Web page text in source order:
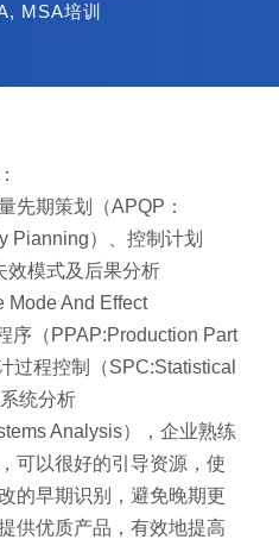
, MSA培训
先期策划（APQP：
Pianning）、控制计划
效模式及后果分析
Mode And Effect
序（PPAP:Production Part
过程控制（SPC:Statistical
统分析
Analysis），企业熟练
可以很好的引导资源，使
的早期识别，避免晚期更
供优质产品，有效地提高